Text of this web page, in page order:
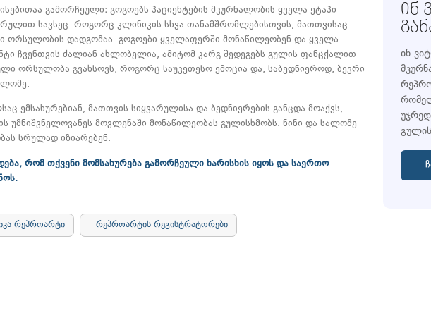
გამორჩეული: გოგოებს პაციენტების მკურნალობის ყველა ეტაპი
სავსეც. როგორც კლინიკის სხვა თანამშრომლებისთვის, მათთვისაც
ორსულობის დადგომაა. გოგოები ყველაფერში მონაწილეობენ და ყველა
ჩვენთვის ძალიან ახლობელია, ამიტომ კარგ შედეგებს გულის ფანცქალით
ორსულობა გვახსოვს, როგორც საუკეთესო ემოცია და, საბედნიეროდ, ბევრი
ემსახურებიან, მათთვის სიყვარულისა და ბედნიერების განცდა მოაქვს,
უმნიშვნელოვანეს მოვლენაში მონაწილეობას გულისხმობს. ნინი და სალომე
სრულად იზიარებენ.
რომ თქვენი მომსახურება გამორჩეული ხარისხის იყოს და საერთო
.
რეპროარტი რეპროარტის რეგისტრატორები
ᲘᲜ
ინ